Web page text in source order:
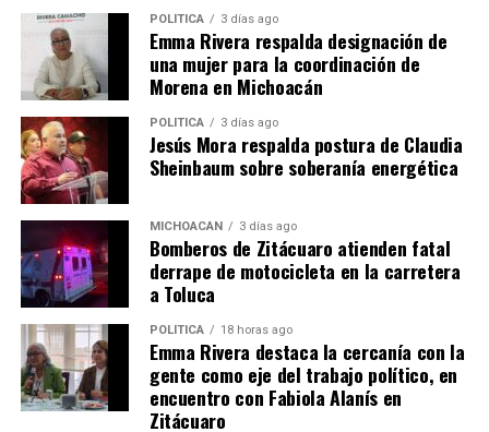
Comparte con:
Me gusta esto:
POLÍTICA 3 días ago
Emma Rivera respalda designación de
una mujer para la coordinación de
Morena en Michoacán
POLÍTICA 3 días ago
Jesús Mora respalda postura de Claudia
Sheinbaum sobre soberanía energética
MICHOACÁN 3 días ago
Bomberos de Zitácuaro atienden fatal
derrape de motocicleta en la carretera
a Toluca
POLÍTICA 18 horas ago
Emma Rivera destaca la cercanía con la
gente como eje del trabajo político, en
encuentro con Fabiola Alanís en
Zitácuaro